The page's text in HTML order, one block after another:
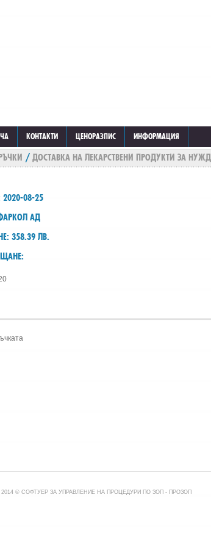
КОНТАКТИ ЦЕНОРАЗПИС ИНФОРМАЦИЯ
/ ДОСТАВКА НА ЛЕКАРСТВЕНИ ПРОДУКТИ ЗА
08-25
АД
358.39 ЛВ.
2014 © СОФТУЕР ЗА УПРАВЛЕНИЕ НА ПРОЦЕДУРИ ПО ЗОП - ПРОЗОП